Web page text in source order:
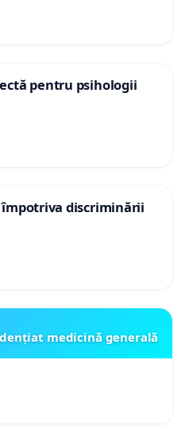
pentru psihologii
discriminării
medicină generală